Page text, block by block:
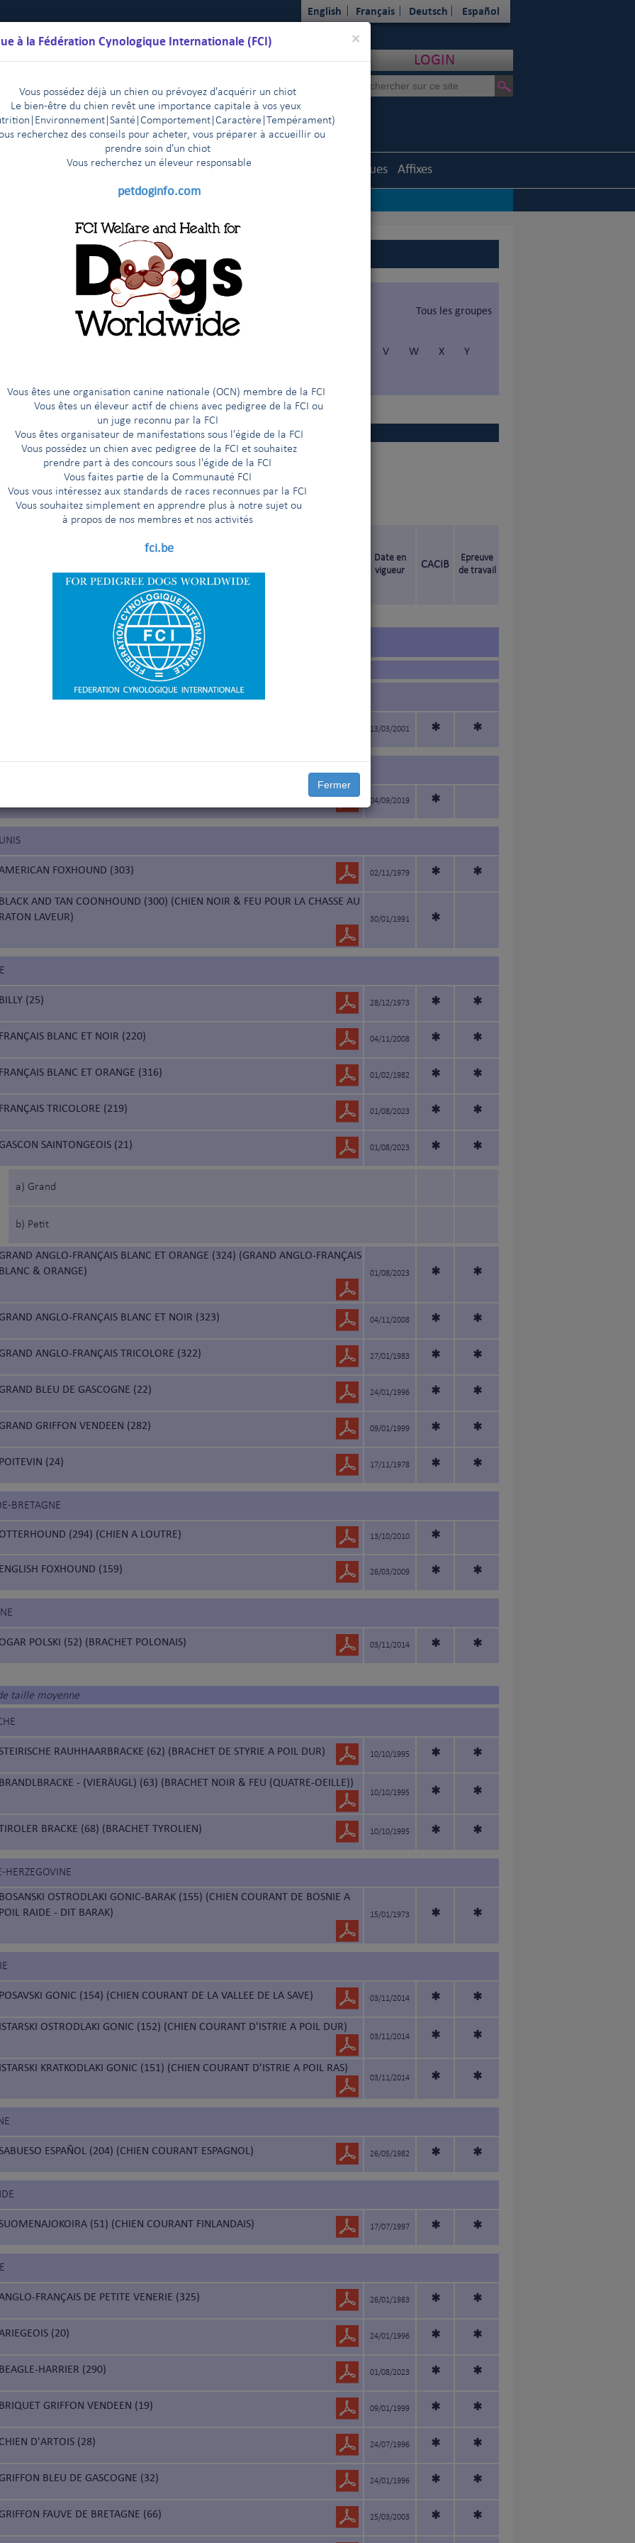
×
à la Fédération Cynologique Internationale (FCI)
Vous possédez déjà un chien ou prévoyez d'acquérir un chiot
Le bien-être du chien revêt une importance capitale à vos yeux
Environnement |Santé|Comportement|Caractère |Tempérament)
recherchez des conseils pour acheter, vous préparer à accueillir ou
prendre soin d'un chiot
Vous recherchez un éleveur responsable
petdoginfo.com
êtes une organisation canine nationale (OCN) membre de la FCI
Vous êtes un éleveur actif de chiens avec pedigree de la FCI ou
un juge reconnu par la FCI
Vous êtes organisateur de manifestations sous l'égide de la FCI
Vous possédez un chien avec pedigree de la FCI et souhaitez
prendre part à des concours sous l'égide de la FCI
Vous faites partie de la Communauté FCI
Vous vous intéressez aux standards de races reconnues par la FCI
Vous souhaitez simplement en apprendre plus à notre sujet ou
à propos de nos membres et nos activités
fci.be
Fermer
English Français Deutsch Español
LOGIN
Règlements Résultats Commissions Statistiques Affixes
de la FCI
Tous les groupes
V W X
Y
de recherche au sang et Races apparentées
sang
au Championnat International de Beauté
selon la Nomenclature des races de la FCI
uniquement pour les pays qui en ont fait la demande
uniquement pour les pays nordiques (Finlande, Norvège, Suède)
Date en
vigueur
CACIB
Epreuve
de travail
grande taille
13/03/2001 * *
04/09/2019 *
FOXHOUND (303) 02/11/1979 * *
BLACK AND TAN COONHOUND (300) (CHIEN NOIR & FEU POUR LA CHASSE AU
RATON LAVEUR)
30/01/1991 *
BILLY (25) 28/12/1973 * *
FRANÇAIS BLANC ET NOIR (220) 04/11/2008 * *
FRANÇAIS BLANC ET ORANGE (316) 01/02/1982 * *
FRANÇAIS TRICOLORE (219) 01/08/2023 * *
GASCON SAINTONGEOIS (21) 01/08/2023 * *
a) Grand
b) Petit
GRAND ANGLO-FRANÇAIS BLANC ET ORANGE (324) (GRAND ANGLO-FRANÇAIS
BLANC & ORANGE)
01/08/2023 * *
GRAND ANGLO-FRANÇAIS BLANC ET NOIR (323) 04/11/2008 * *
GRAND ANGLO-FRANÇAIS TRICOLORE (322) 27/01/1983 * *
GRAND BLEU DE GASCOGNE (22) 24/01/1996 * *
GRAND GRIFFON VENDEEN (282) 09/01/1999 * *
POITEVIN (24) 17/11/1978 * *
BRETAGNE
OTTERHOUND (294) (CHIEN A LOUTRE) 13/10/2010 *
ENGLISH FOXHOUND (159) 26/03/2009 * *
OGAR POLSKI (52) (BRACHET POLONAIS) 03/11/2014 * *
taille moyenne
RAUHHAARBRACKE (62) (BRACHET DE STYRIE A POIL DUR) 10/10/1995 * *
BRANDLBRACKE - (VIERÄUGL) (63) (BRACHET NOIR & FEU (QUATRE-OEILLE))
10/10/1995 * *
BRACKE (68) (BRACHET TYROLIEN) 10/10/1995 * *
HERZEGOVINE
BOSANSKI OSTRODLAKI GONIC-BARAK (155) (CHIEN COURANT DE BOSNIE A
POIL RAIDE - DIT BARAK)
15/01/1973 * *
POSAVSKI GONIC (154) (CHIEN COURANT DE LA VALLEE DE LA SAVE) 03/11/2014 * *
ISTARSKI OSTRODLAKI GONIC (152) (CHIEN COURANT D'ISTRIE A POIL DUR)
03/11/2014 * *
ISTARSKI KRATKODLAKI GONIC (151) (CHIEN COURANT D'ISTRIE A POIL RAS)
03/11/2014 * *
ESPAÑOL (204) (CHIEN COURANT ESPAGNOL) 26/05/1982 * *
(51) (CHIEN COURANT FINLANDAIS) 17/07/1997 * *
FRANÇAIS DE PETITE VENERIE (325) 26/01/1983 * *
(20) 24/01/1996 * *
BEAGLE-HARRIER (290) 01/08/2023 * *
BRIQUET GRIFFON VENDEEN (19) 09/01/1999 * *
CHIEN D'ARTOIS (28) 24/07/1996 * *
GRIFFON BLEU DE GASCOGNE (32) 24/01/1996 * *
GRIFFON FAUVE DE BRETAGNE (66) 25/03/2003 * *